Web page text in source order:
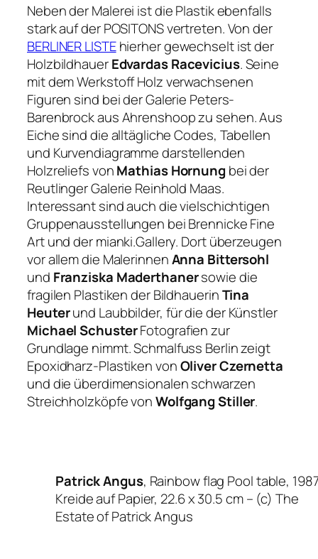
Neben der Malerei ist die Plastik ebenfalls
stark auf der POSITONS vertreten. Von der
BERLINER LISTEhierher gewechselt ist der
HolzbildhauerEdvardas Racevicius. Seine
mit dem Werkstoff Holz verwachsenen
Figuren sind bei der Galerie Peters-
Barenbrock aus Ahrenshoop zu sehen. Aus
Eiche sind die alltägliche Codes, Tabellen
und Kurvendiagramme darstellenden
Holzreliefs vonMathias Hornung bei der
Reutlinger Galerie Reinhold Maas.
Interessant sind auch die vielschichtigen
Gruppenausstellungen bei Brennicke Fine
Art und der mianki.Gallery. Dort überzeugen
vor allem die MalerinnenAnna Bittersohl
und Franziska Maderthanersowie die
fragilen Plastiken der BildhauerinTina
Heuterund Laubbilder, für die der Künstler
Michael SchusterFotografien zur
Grundlage nimmt. Schmalfuss Berlin zeigt
Epoxidharz-Plastiken vonOliver Czernetta
und die überdimensionalen schwarzen
Streichholzköpfe vonWolfgang Stiller.
Patrick Angus, Rainbow flag Pool table,
Kreide auf Papier, 22.6 x 30.5 cm – (c) The
Estate of Patrick Angus